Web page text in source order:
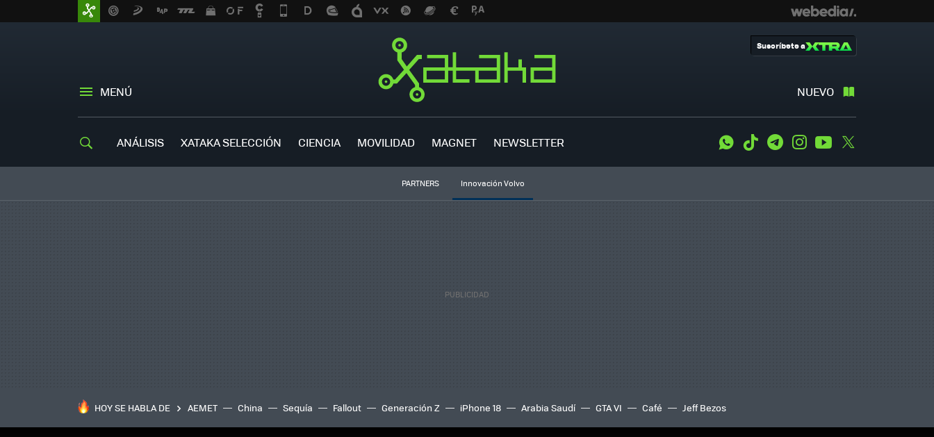
MENÚ NUEVO
Suscríbete a
ANÁLISIS XATAKA SELECCIÓN CIENCIA MOVILIDAD MAGNET NEWSLETTER WhatsApp
Tiktok TelegramInstagramYoutube
PARTNERS Innovación Volvo
HOY SE HABLA DE AEMET China Sequía Fallout Generación Z iPhone 18 Arabia Saudí GTA VI Café Jeff Bezos